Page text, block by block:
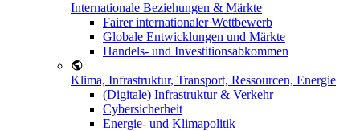
Internationale Beziehungen & Märkte
Fairer internationaler Wettbewerb
Globale Entwicklungen und Märkte
Handels- und Investitionsabkommen
Klima, Infrastruktur, Transport, Ressourcen, Energie
(Digitale) Infrastruktur & Verkehr
Cybersicherheit
Energie- und Klimapolitik